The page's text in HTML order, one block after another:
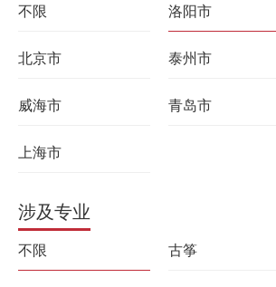
不限 洛阳市
北京市 泰州市
威海市 青岛市
上海市
涉及专业
不限 古筝